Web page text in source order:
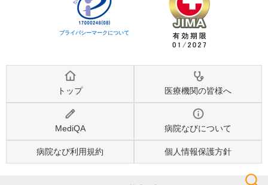
プライバシーマークについて
トップ 医療機関の皆様へ
MediQA 病院なびについて
病院なび利用規約 個人情報保護方針